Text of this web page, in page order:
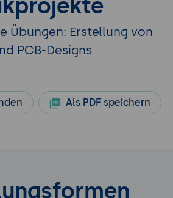
Übungen: Erstellung von
PCB-Designs
Als PDF speichern